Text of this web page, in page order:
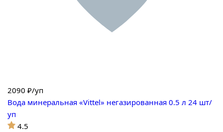
2090 ₽/уп
Вода минеральная «Vittel» негазированная 0.5 л 24 шт/
уп
4.5